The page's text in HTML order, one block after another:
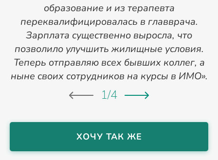
образование и из терапевта
переквалифицировалась в главврача.
Зарплата существенно выросла, что
позволило улучшить жилищные условия.
Теперь отправляю всех бывших коллег, а
ныне своих сотрудников на курсы в ИМО».
1/4
ХОЧУ ТАК ЖЕ